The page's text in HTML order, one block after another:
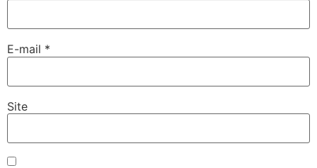
E-mail *
Site